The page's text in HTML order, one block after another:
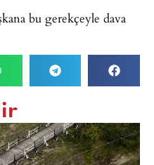
bu gerekçeyle dava